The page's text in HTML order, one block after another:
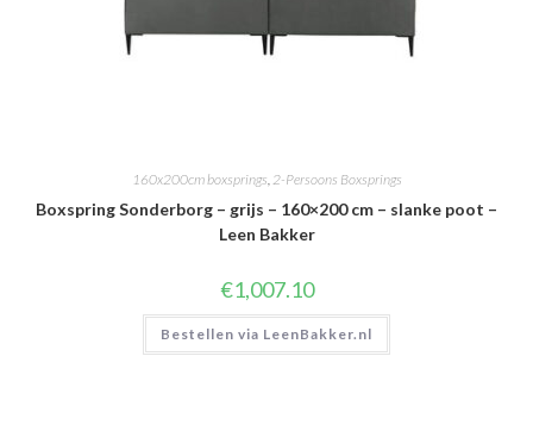
160x200cm boxsprings 2-Persoons Boxsprings
Boxspring Sonderborg – grijs – 160×200 cm – slanke poot –
Leen Bakker
€1,007.10
Bestellen via LeenBakker.nl